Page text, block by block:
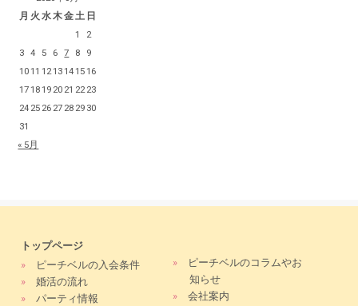
月 火 水木金土 日
1
2
3
4 5 6 7 8
9
1011 1213141516
171819 20 21 2223
24 25 26 27 28 29 30
31
« 5月
トップページ
»
ピーチベルの入会条件
»
婚活の流れ
»
パーティ情報
»
ピーチベルのコラムやお
知らせ
»
会社案内